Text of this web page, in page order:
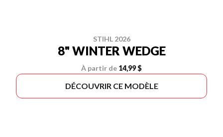
STIHL 2026
8" WINTER WEDGE
À partir de 14,99 $
DÉCOUVRIR CE MODÈLE